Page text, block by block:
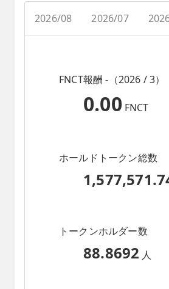
2026/08 2026/07
FNCT報酬 -（2026 / 3）
0.00 FNCT
ホールドトークン総数
トークンホルダー数
88.8692 人